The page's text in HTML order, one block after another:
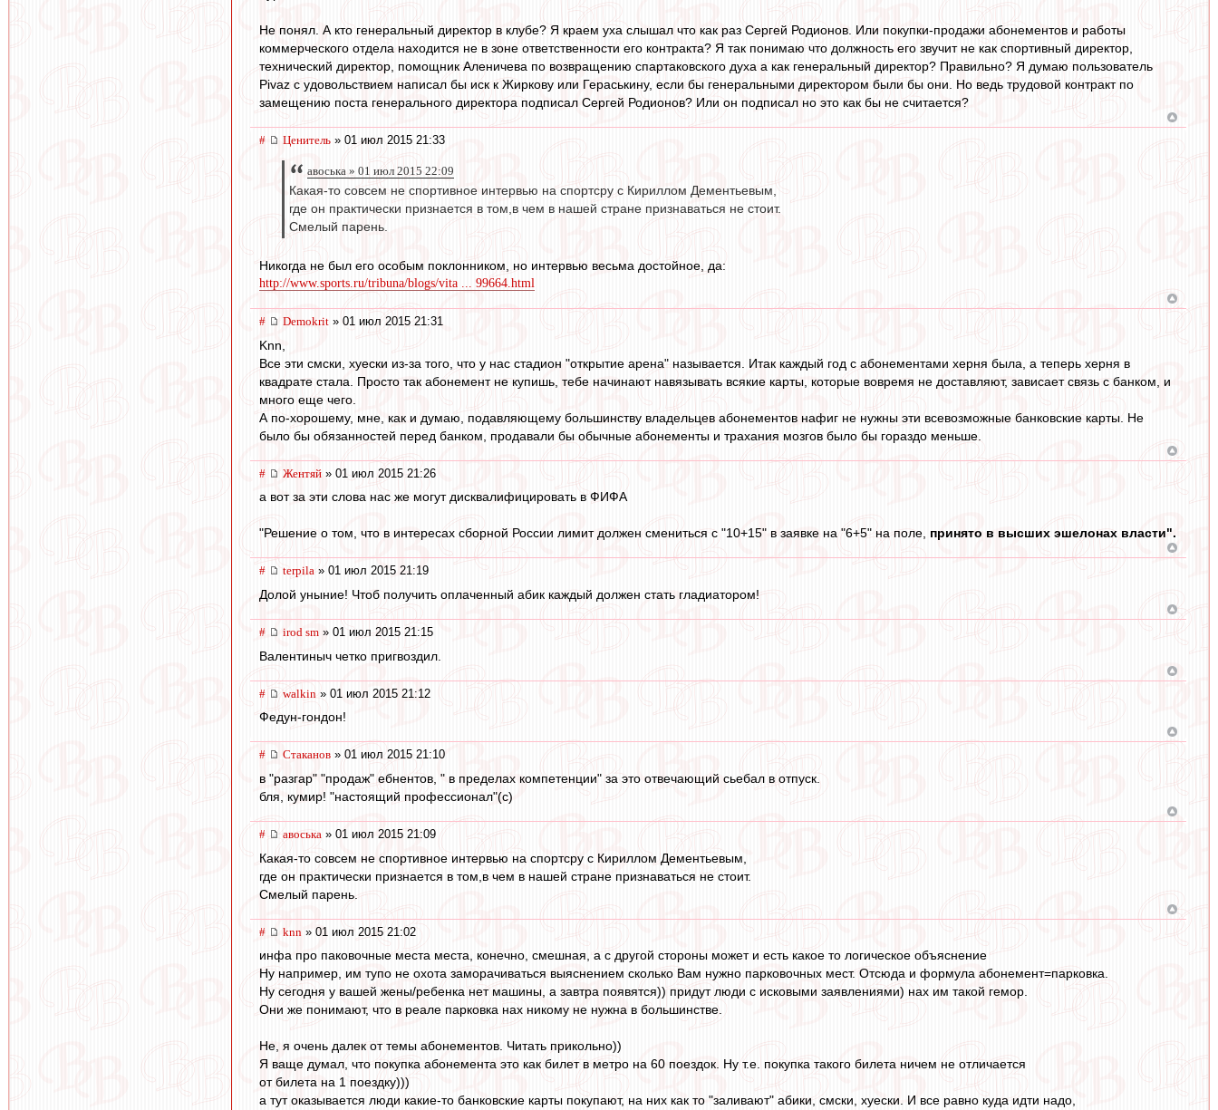
Не понял. А кто генеральный директор в клубе? Я краем уха слышал что как раз Сергей Родионов. Или покупки-продажи абонементов и работы
коммерческого отдела находится не в зоне ответственности его контракта? Я так понимаю что должность его звучит не как спортивный директор,
технический директор, помощник Аленичева по возвращению спартаковского духа а как генеральный директор? Правильно? Я думаю пользователь
Pivaz с удовольствием написал бы иск к Жиркову или Гераськину, если бы генеральными директором были бы они. Но ведь трудовой контракт по
замещению поста генерального директора подписал Сергей Родионов? Или он подписал но это как бы не считается?
# Ценитель » 01 июл 2015 21:33
авоська » 01 июл 2015 22:09
Какая-то совсем не спортивное интервью на спортсру с Кириллом Дементьевым,
где он практически признается в том,в чем в нашей стране признаваться не стоит.
Смелый парень.
Никогда не был его особым поклонником, но интервью весьма достойное, да:
http://www.sports.ru/tribuna/blogs/vita ... 99664.html
# Demokrit » 01 июл 2015 21:31
Knn,
Все эти смски, хуески из-за того, что у нас стадион "открытие арена" называется. Итак каждый год с абонементами херня была, а теперь херня в
квадрате стала. Просто так абонемент не купишь, тебе начинают навязывать всякие карты, которые вовремя не доставляют, зависает связь с банком, и
много еще чего.
А по-хорошему, мне, как и думаю, подавляющему большинству владельцев абонементов нафиг не нужны эти всевозможные банковские карты. Не
было бы обязанностей перед банком, продавали бы обычные абонементы и трахания мозгов было бы гораздо меньше.
# Жентяй » 01 июл 2015 21:26
а вот за эти слова нас же могут дисквалифицировать в ФИФА
"Решение о том, что в интересах сборной России лимит должен смениться с "10+15" в заявке на "6+5" на поле, принято в высших эшелонах власти".
# terpila » 01 июл 2015 21:19
Долой уныние! Чтоб получить оплаченный абик каждый должен стать гладиатором!
# irod sm » 01 июл 2015 21:15
Валентиныч четко пригвоздил.
# walkin » 01 июл 2015 21:12
Федун-гондон!
# Cтаканов » 01 июл 2015 21:10
в "разгар" "продаж" ебнентов, " в пределах компетенции" за это отвечающий сьебал в отпуск.
бля, кумир! "настоящий профессионал"(с)
# авоська » 01 июл 2015 21:09
Какая-то совсем не спортивное интервью на спортсру с Кириллом Дементьевым,
где он практически признается в том,в чем в нашей стране признаваться не стоит.
Смелый парень.
# knn » 01 июл 2015 21:02
инфа про паковочные места места, конечно, смешная, а с другой стороны может и есть какое то логическое объяснение
Ну например, им тупо не охота заморачиваться выяснением сколько Вам нужно парковочных мест. Отсюда и формула абонемент=парковка.
Ну сегодня у вашей жены/ребенка нет машины, а завтра появятся)) придут люди с исковыми заявлениями) нах им такой гемор.
Они же понимают, что в реале парковка нах никому не нужна в большинстве.
Не, я очень далек от темы абонементов. Читать прикольно))
Я ваще думал, что покупка абонемента это как билет в метро на 60 поездок. Ну т.е. покупка такого билета ничем не отличается
от билета на 1 поездку)))
а тут оказывается люди какие-то банковские карты покупают, на них как то "заливают" абики, смски, хуески. И все равно куда идти надо,